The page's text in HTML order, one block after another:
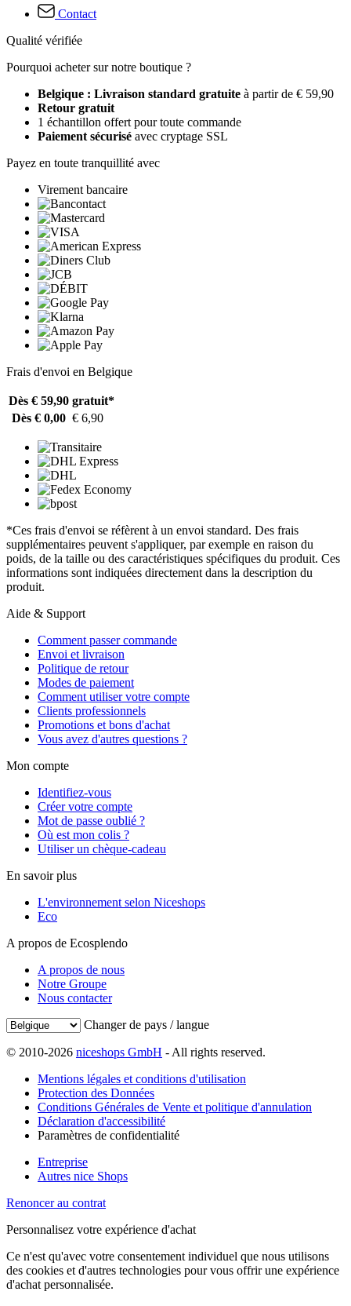
Contact
Qualité vérifiée
Pourquoi acheter sur notre boutique ?
Belgique : Livraison standard gratuite à partir de € 59,90
Retour gratuit
1 échantillon offert pour toute commande
Paiement sécurisé avec cryptage SSL
Payez en toute tranquillité avec
Virement bancaire
Frais d'envoi en Belgique
Dès € 59,90 gratuit*
Dès € 0,00 € 6,90
*Ces frais d'envoi se réfèrent à un envoi standard. Des frais
supplémentaires peuvent s'appliquer, par exemple en raison du
poids, de la taille ou des caractéristiques spécifiques du produit. Ces
informations sont indiquées directement dans la description du
produit.
Aide & Support
Comment passer commande
Envoi et livraison
Politique de retour
Modes de paiement
Comment utiliser votre compte
Clients professionnels
Promotions et bons d'achat
Vous avez d'autres questions ?
Mon compte
Identifiez-vous
Créer votre compte
Mot de passe oublié ?
Où est mon colis ?
Utiliser un chèque-cadeau
En savoir plus
L'environnement selon Niceshops
Eco
A propos de Ecosplendo
A propos de nous
Notre Groupe
Nous contacter
Changer de pays / langue
© 2010-2026 niceshops GmbH - All rights reserved.
Mentions légales et conditions d'utilisation
Protection des Données
Conditions Générales de Vente et politique d'annulation
Déclaration d'accessibilité
Paramètres de confidentialité
Entreprise
Autres nice Shops
Renoncer au contrat
Personnalisez votre expérience d'achat
Ce n'est qu'avec votre consentement individuel que nous utilisons
des cookies et d'autres technologies pour vous offrir une expérience
d'achat personnalisée.